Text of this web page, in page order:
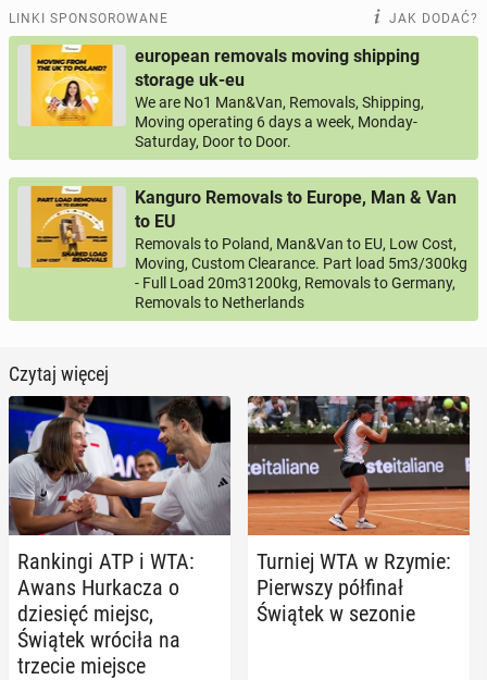
LINKI SPONSOROWANE JAK DODAĆ?
european removals moving shipping
storage uk-eu
We are No1 Man&Van, Removals, Shipping,
Moving operating 6 days a week, Monday-
Saturday, Door to Door.
Kanguro Removals to Europe, Man & Van
to EU
Removals to Poland, Man&Van to EU, Low Cost,
Moving, Custom Clearance. Part load 5m3/300kg
- Full Load 20m31200kg, Removals to Germany,
Removals to Netherlands
Czytaj więcej
Ran­kin­gi ATP i WTA:
Awans Hur­ka­cza o
dzie­sięć miejsc,
Świątek wróciła na
trzecie miejsce
Turniej WTA w Rzymie:
Pierw­szy pół­fi­nał
Świątek w sezonie